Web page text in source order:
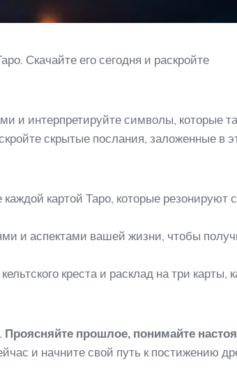
Скачайте его сегодня и раскройте
и интерпретируйте символы, которые
скрытые послания, заложенные в
картой Таро, которые резонируют с
и аспектами вашей жизни, чтобы
креста и расклад на три карты,
Проясняйте прошлое, понимайте
и начните свой путь к постижению